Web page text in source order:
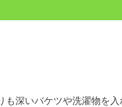
も深いバケツや洗濯物を入